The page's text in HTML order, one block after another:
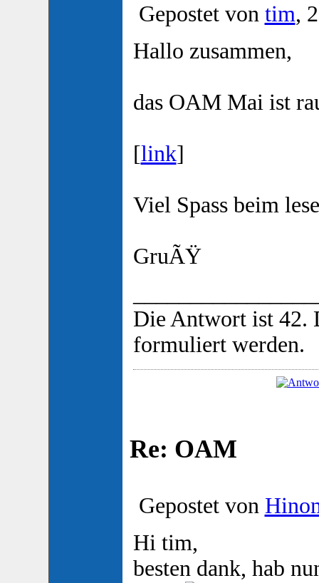
Gepostet von tim,
Hallo zusammen,
das OAM Mai ist
[link]
Viel Spass beim
GruÃŸ
Die Antwort ist 42.
formuliert werden.
Re: OAM
Gepostet von
Hi tim,
besten dank, hab